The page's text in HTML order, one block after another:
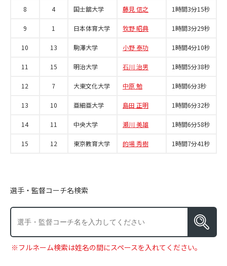
8 4 国士舘大学 藤見 信之 1時間3分15秒
9 1 日本体育大学 牧野 昭典 1時間3分29秒
10 13 駒澤大学 小野 泰功 1時間4分10秒
11 15 明治大学 石川 治男 1時間5分38秒
12 7 大東文化大学 中原 勉 1時間6分3秒
13 10 亜細亜大学 島田 正明 1時間6分32秒
14 11 中央大学 瀬川 美雄 1時間6分58秒
15 12 東京教育大学 的場 秀樹 1時間7分41秒
選手・監督コーチ名検索
※フルネーム検索は姓名の間にスペースを入れてください。